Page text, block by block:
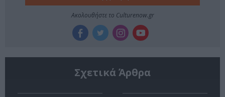
Ακολουθήστε το Culturenow.gr
Σχετικά Άρθρα